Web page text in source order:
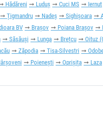
Hădăreni Luduș Cuci MS Iernut
Țigmandru Nadeș Sighișoara
BV Brașov Poiana Brașov
Săsăuși Lunga Brețcu Oituz
Zăpodia Tisa-Silvestri
Poienești Oprișița Laza